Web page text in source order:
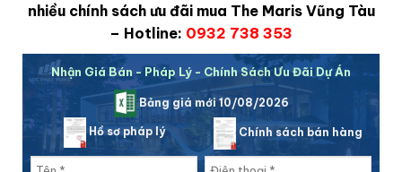
nhiều chính sách ưu đãi mua The Maris Vũng Tàu
– Hotline: 0932 738 353
Nhận Giá Bán - Pháp Lý - Chính Sách Ưu Đãi Dự Án
Bảng giá mới 10/08/2026
Hồ sơ pháp lý Chính sách bán hàng